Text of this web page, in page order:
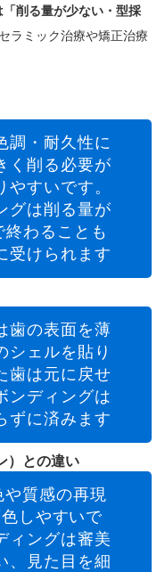
削る量が少ない・型採
ラミック治療や矯正治療
調・耐久性に
く削る必要が
すいです。
グは削る量が
わることも
受けられます
歯の表面を薄
シェルを貼り
歯は元に戻せ
ンディングは
ずに済みます
）との違い
や質感の再現
しやすいで
ィングは審美
、見た目を細